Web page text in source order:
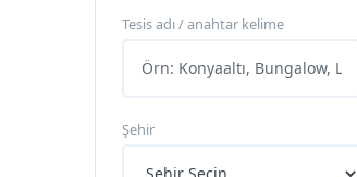
Tesis adı / anahtar kelime
Şehir